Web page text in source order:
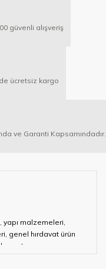
güvenli alışveriş
ücretsiz kargo
ve Garanti Kapsamındadır.
yapı malzemeleri,
genel hırdavat ürün
tamamını